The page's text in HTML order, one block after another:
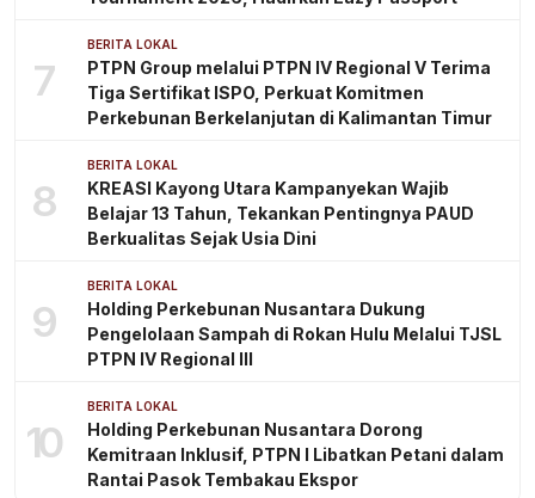
7
BERITA LOKAL
PTPN Group melalui PTPN IV Regional V Terima
Tiga Sertifikat ISPO, Perkuat Komitmen
Perkebunan Berkelanjutan di Kalimantan Timur
8
BERITA LOKAL
KREASI Kayong Utara Kampanyekan Wajib
Belajar 13 Tahun, Tekankan Pentingnya PAUD
Berkualitas Sejak Usia Dini
9
BERITA LOKAL
Holding Perkebunan Nusantara Dukung
Pengelolaan Sampah di Rokan Hulu Melalui TJSL
PTPN IV Regional III
10
BERITA LOKAL
Holding Perkebunan Nusantara Dorong
Kemitraan Inklusif, PTPN I Libatkan Petani dalam
Rantai Pasok Tembakau Ekspor